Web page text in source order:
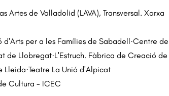
de Valladolid (LAVA), Transversal. Xarxa
per a les Famílies de Sabadell·Centre de
de Llobregat·L'Estruch. Fàbrica de Creació de
Lleida·Teatre La Unió d'Alpicat
Cultura - ICEC